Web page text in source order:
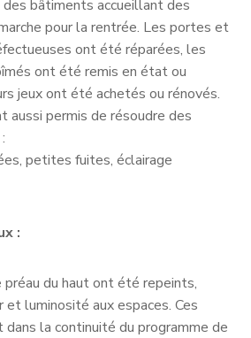
bâtiments accueillant des
pour la rentrée. Les portes et
ont été réparées, les
ont été remis en état ou
jeux ont été achetés ou rénovés.
aussi permis de résoudre des
petites fuites, éclairage
:
du haut ont été repeints,
et luminosité aux espaces. Ces
dans la continuité du programme de